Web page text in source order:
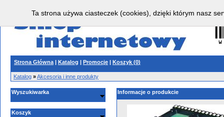
Strona Główna | Katalog | Promocje | Koszyk (0)
Katalog »Akcesoria i inne produkty
Wyszukiwarka
Koszyk
Informacje o produkcie
Ta strona używa ciasteczek (cookies), dzięki którym nasz